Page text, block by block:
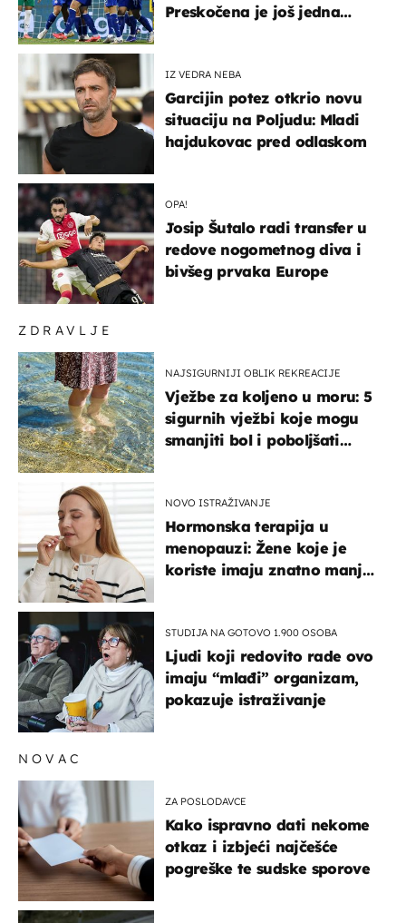
ZDRAVLJE
NAJSIGURNIJI OBLIK REKREACIJE
Vježbe za koljeno u moru: 5
sigurnih vježbi koje mogu
smanjiti bol i poboljšati
NOVO ISTRAŽIVANJE
Hormonska terapija u
menopauzi: Žene koje je
koriste imaju znatno manji
STUDIJA NA GOTOVO 1.900 OSOBA
Ljudi koji redovito rade ovo
imaju “mlađi” organizam,
pokazuje istraživanje
Preskočena je još jedna
IZ VEDRA NEBA
Garcijin potez otkrio novu
situaciju na Poljudu: Mladi
hajdukovac pred odlaskom
OPA!
Josip Šutalo radi transfer u
redove nogometnog diva i
bivšeg prvaka Europe
NOVAC
ZA POSLODAVCE
Kako ispravno dati nekome
otkaz i izbjeći najčešće
pogreške te sudske sporove